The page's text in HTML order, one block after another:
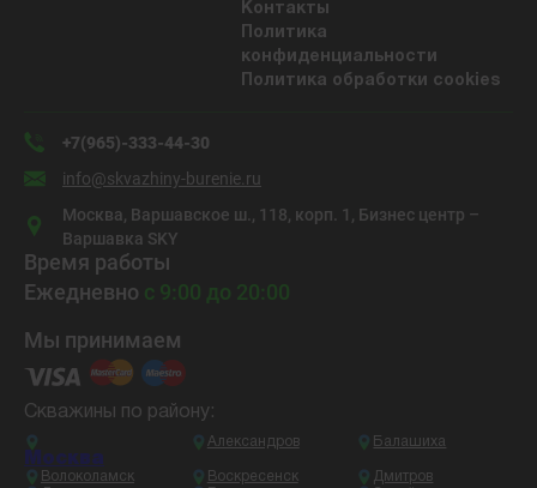
Контакты
Политика
конфиденциальности
Политика обработки cookies
+7(965)-333-44-30
info@skvazhiny-burenie.ru
Москва, Варшавское ш., 118, корп. 1, Бизнес центр –
Варшавка SKY
Время работы
Ежедневно с 9:00 до 20:00
Мы принимаем
Скважины по району:
Москва
Александров Балашиха
Волоколамск Воскресенск
Дмитров